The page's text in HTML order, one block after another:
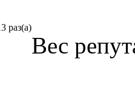
раз(а)
Вес